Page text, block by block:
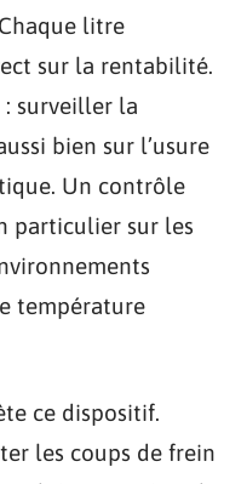
litre
sur la rentabilité.
: surveiller la
bien sur l’usure
Un contrôle
particulier sur les
température
ce dispositif.
les coups de frein